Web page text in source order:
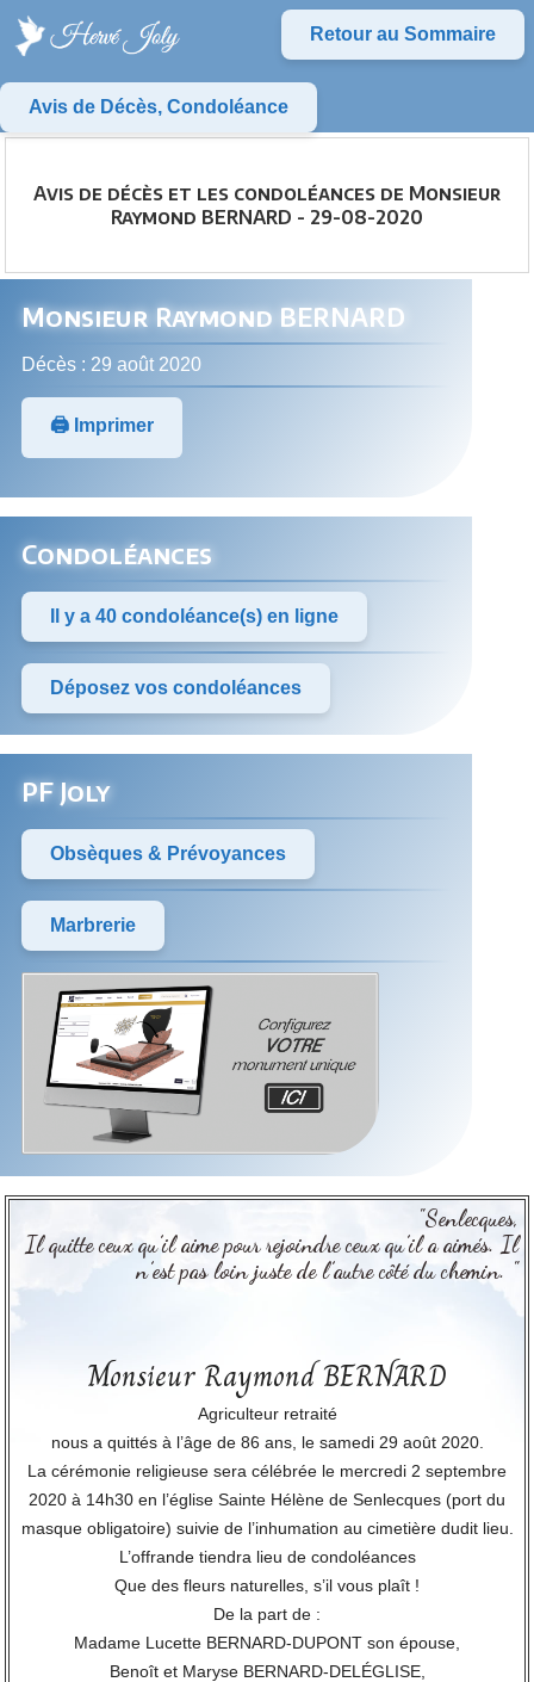
Retour au Sommaire
Avis de Décès, Condoléance
Avis de décès et les condoléances de Monsieur
Raymond BERNARD - 29-08-2020
Monsieur Raymond BERNARD
Décès : 29 août 2020
🖨️ Imprimer
Condoléances
Il y a 40 condoléance(s) en ligne
Déposez vos condoléances
PF Joly
Obsèques & Prévoyances
Marbrerie
"Senlecques,
Il quitte ceux qu’il aime pour rejoindre ceux qu’il a aimés. Il
n’est pas loin juste de l’autre côté du chemin. "
Monsieur Raymond BERNARD
Agriculteur retraité
nous a quittés à l’âge de 86 ans, le samedi 29 août 2020.
La cérémonie religieuse sera célébrée le mercredi 2 septembre
2020 à 14h30 en l’église Sainte Hélène de Senlecques (port du
masque obligatoire) suivie de l’inhumation au cimetière dudit lieu.
L’offrande tiendra lieu de condoléances
Que des fleurs naturelles, s’il vous plaît !
De la part de :
Madame Lucette BERNARD-DUPONT son épouse,
Benoît et Maryse BERNARD-DELÉGLISE,